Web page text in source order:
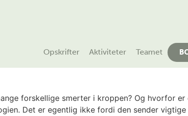
Opskrifter Aktiviteter Teamet
forskellige smerter i kroppen? Og hvorfor er
Det er egentlig ikke fordi den sender vigtige